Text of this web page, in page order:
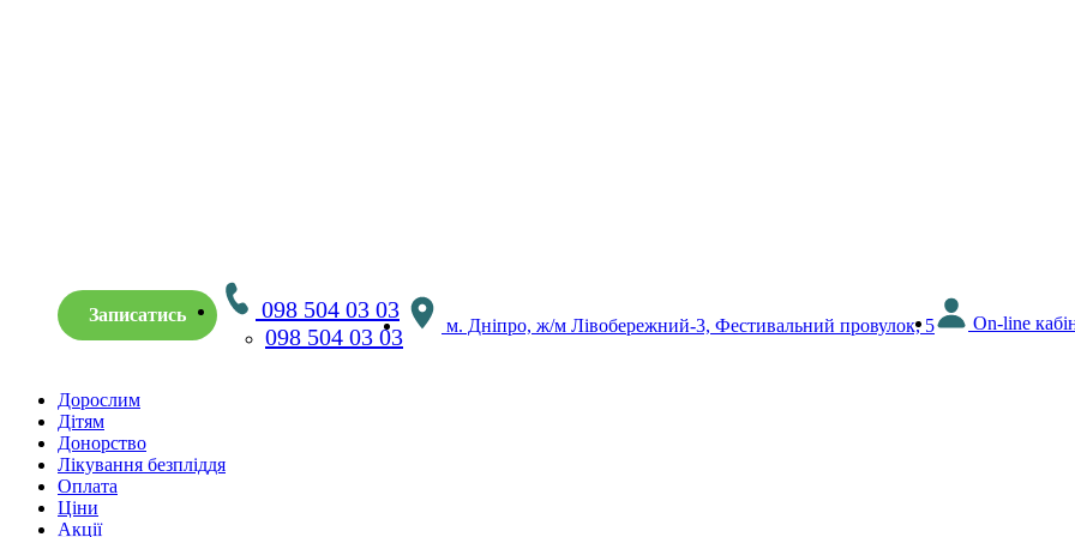
Записатись
098 504 03 03
098 504 03 03
м. Дніпро, ж/м Лівобережний-3, Фестивальний провулок, 5 On-line
Дорослим
Дітям
Донорство
Лікування безпліддя
Оплата
Ціни
Акції